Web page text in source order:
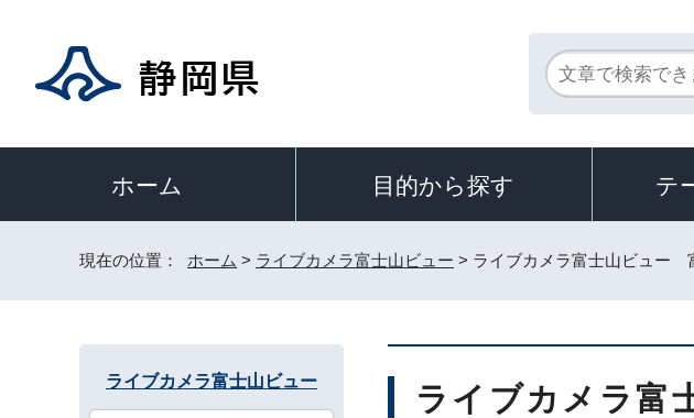
ホーム 目的から探す テ
現在の位置： ホーム > ライブカメラ富士山ビュー > ライブカメラ富士山ビュー
ライブカメラ富
ライブカメラ富士山ビュー